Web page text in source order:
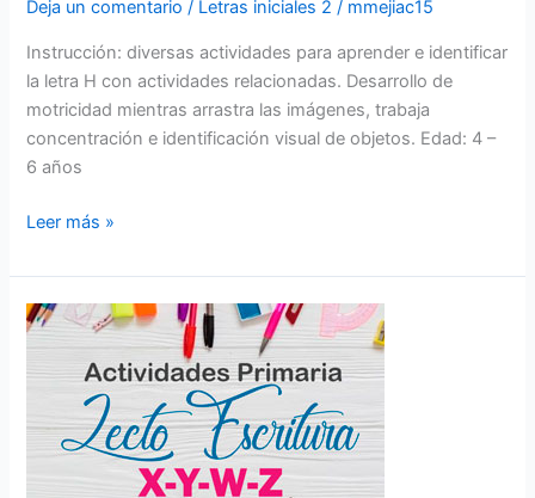
Deja un comentario / Letras iniciales 2 / mmejiac15
Instrucción: diversas actividades para aprender e identificar
la letra H con actividades relacionadas. Desarrollo de
motricidad mientras arrastra las imágenes, trabaja
concentración e identificación visual de objetos. Edad: 4 –
6 años
Leer más »
Actividad
con
xwyz